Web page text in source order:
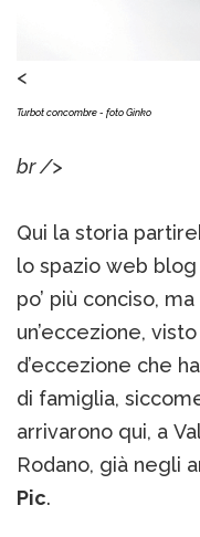
<
Turbot concombre - foto Ginko
br />
Qui la storia
lo spazio web
po’ più conciso,
un’eccezione,
d’eccezione che
di famiglia,
arrivarono qui, a
Rodano, già negli
Pic.